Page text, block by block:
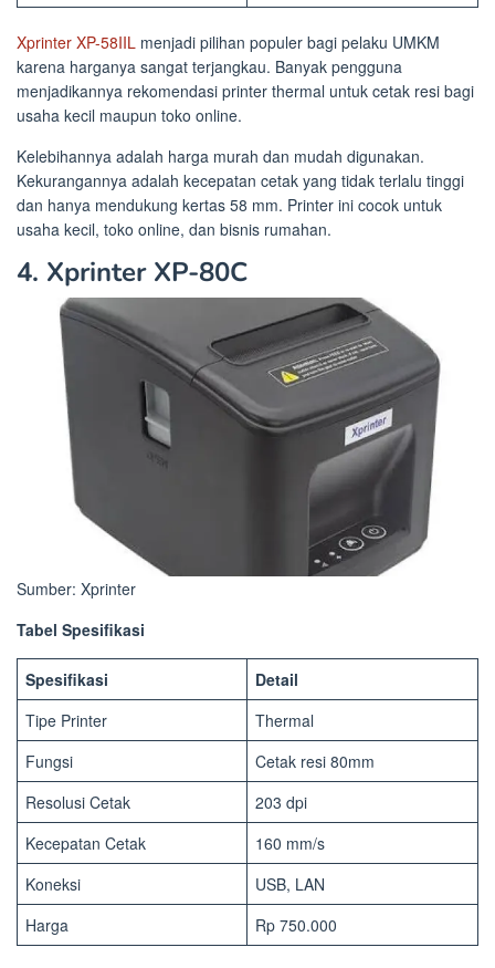
Xprinter XP-58IIL menjadi pilihan populer bagi pelaku UMKM
karena harganya sangat terjangkau. Banyak pengguna
menjadikannya rekomendasi printer thermal untuk cetak resi bagi
usaha kecil maupun toko online.
Kelebihannya adalah harga murah dan mudah digunakan.
Kekurangannya adalah kecepatan cetak yang tidak terlalu tinggi
dan hanya mendukung kertas 58 mm. Printer ini cocok untuk
usaha kecil, toko online, dan bisnis rumahan.
4. Xprinter XP-80C
Sumber: Xprinter
Tabel Spesifikasi
Spesifikasi
Detail
Tipe Printer
Thermal
Fungsi
Cetak resi 80mm
Resolusi Cetak
203 dpi
Kecepatan Cetak
160 mm/s
Koneksi
USB, LAN
Harga
Rp 750.000